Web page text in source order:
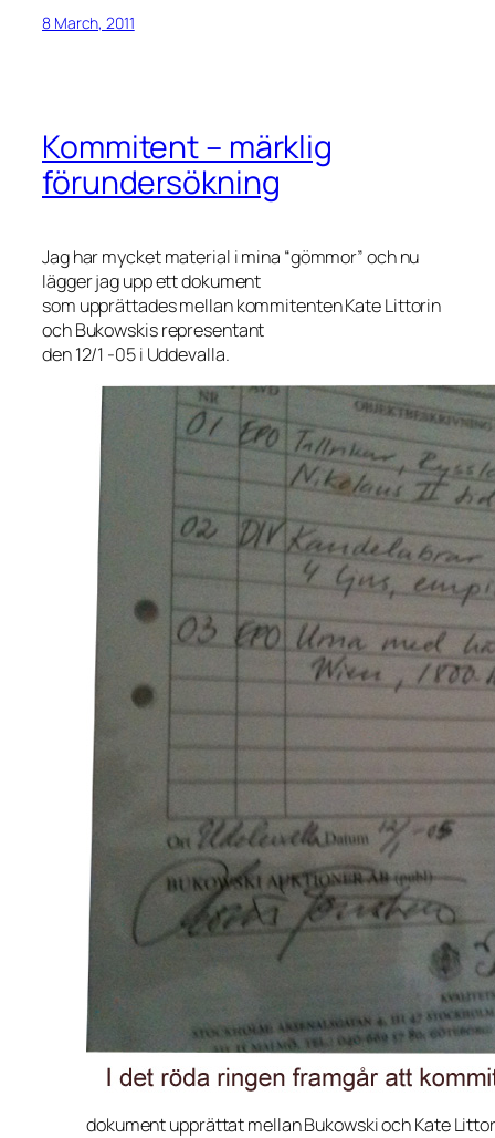
8 March, 2011
Kommitent – märklig
förundersökning
Jag har mycket material i mina “gömmor” och nu
lägger jag upp ett dokument
som upprättades mellan kommitenten Kate Littorin
och Bukowskis representant
den 12/1 -05 i Uddevalla.
dokument upprättat mellan Bukowski och Kate